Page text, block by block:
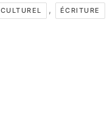
CULTUREL , ÉCRITURE